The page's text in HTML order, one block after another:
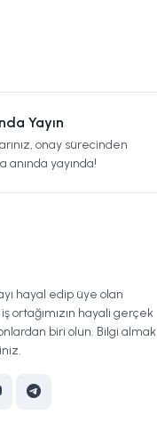
Yayın
onay sürecinden
anında yayında!
hayal edip üye olan
ortağımızın hayali gerçek
biri olun. Bilgi almak